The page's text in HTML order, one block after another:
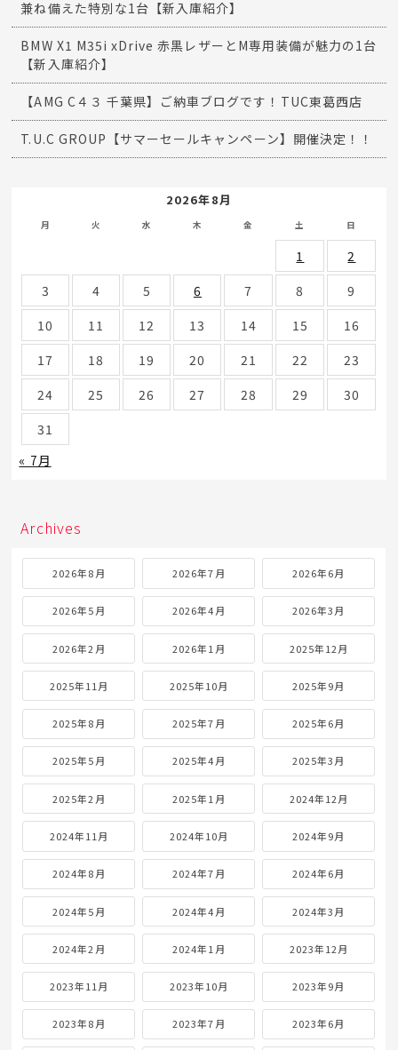
兼ね備えた特別な1台【新入庫紹介】
BMW X1 M35i xDrive 赤黒レザーとM専用装備が魅力の1台
【新入庫紹介】
【AMG C４３ 千葉県】ご納車ブログです！TUC東葛西店
T.U.C GROUP【サマーセールキャンペーン】開催決定！！
2026年8月
月 火 水 木 金 土 日
1
2
3
4 5 6 7 8
9
10
11 12 13 14 15
16
17
18 19 20 21 22
23
24
25 26 27 28 29
30
31
« 7月
Archives
2026年8月 2026年7月 2026年6月
2026年5月 2026年4月 2026年3月
2026年2月 2026年1月 2025年12月
2025年11月 2025年10月 2025年9月
2025年8月 2025年7月 2025年6月
2025年5月 2025年4月 2025年3月
2025年2月 2025年1月 2024年12月
2024年11月 2024年10月 2024年9月
2024年8月 2024年7月 2024年6月
2024年5月 2024年4月 2024年3月
2024年2月 2024年1月 2023年12月
2023年11月 2023年10月 2023年9月
2023年8月 2023年7月 2023年6月